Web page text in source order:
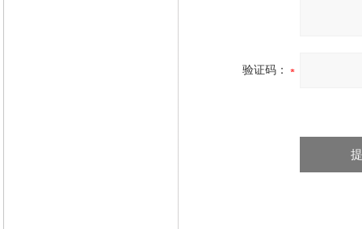
验证码：